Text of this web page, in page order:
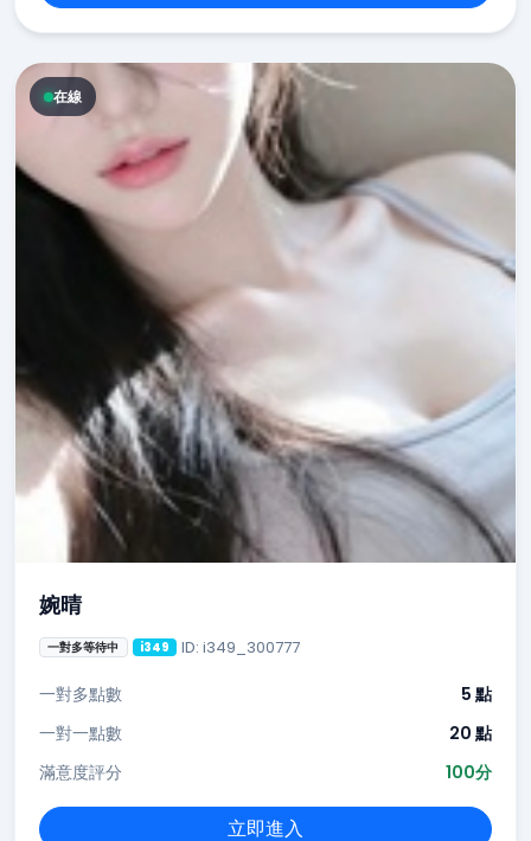
在線
婉晴
一對多等待中 i349 ID: i349_300777
一對多點數
5 點
一對一點數
20 點
滿意度評分
100分
立即進入